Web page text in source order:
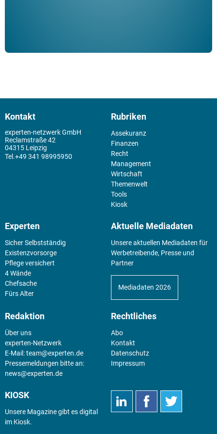
Kontakt
experten-netzwerk GmbH
Reclamstraße 42
04315 Leipzig
+49 341 98995950
Rubriken
Assekuranz
Finanzen
Recht
Management
Wirtschaft
Themenwelt
Tools
Kiosk
Experten
Sicher Selbstständig
Existenz­vorsorge
Pflege versichert
4 Wände
Chefsache
Fürs Alter
Aktuelle Mediadaten
Unsere aktuellen Mediadaten für
Werbetreibende, Presse und
Partner
Mediadaten 2026
Redaktion
Über uns
experten-Netzwerk
E-Mail:team@experten.de
Pressemeldungen bitte an:
news@experten.de
Rechtliches
Abo
Kontakt
Datenschutz
Impressum
KIOSK
Unsere Magazine gibt es digital
im Kiosk.